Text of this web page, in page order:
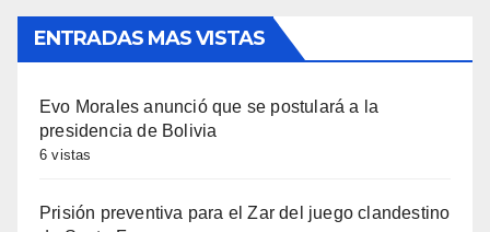
ENTRADAS MAS VISTAS
Evo Morales anunció que se postulará a la
presidencia de Bolivia
6 vistas
Prisión preventiva para el Zar del juego clandestino